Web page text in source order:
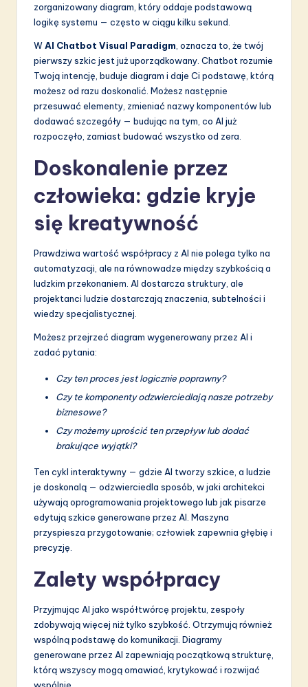
zorganizowany diagram, który oddaje podstawową
logikę systemu — często w ciągu kilku sekund.
WAI Chatbot Visual Paradigm , oznacza to, że twój
pierwszy szkic jest już uporządkowany. Chatbot rozumie
Twoją intencję, buduje diagram i daje Ci podstawę, którą
możesz od razu doskonalić. Możesz następnie
przesuwać elementy, zmieniać nazwy komponentów lub
dodawać szczegóły — budując na tym, co AI już
rozpoczęło, zamiast budować wszystko od zera.
Doskonalenie przez
człowieka: gdzie kryje
się kreatywność
Prawdziwa wartość współpracy z AI nie polega tylko na
automatyzacji, ale na równowadze między szybkością a
ludzkim przekonaniem. AI dostarcza struktury, ale
projektanci ludzie dostarczają znaczenia, subtelności i
wiedzy specjalistycznej.
Możesz przejrzeć diagram wygenerowany przez AI i
zadać pytania:
Czy ten proces jest logicznie poprawny?
Czy te komponenty odzwierciedlają nasze potrzeby
biznesowe?
Czy możemy uprościć ten przepływ lub dodać
brakujące wyjątki?
Ten cykl interaktywny — gdzie AI tworzy szkice, a ludzie
je doskonalą — odzwierciedla sposób, w jaki architekci
używają oprogramowania projektowego lub jak pisarze
edytują szkice generowane przez AI. Maszyna
przyspiesza przygotowanie; człowiek zapewnia głębię i
precyzję.
Zalety współpracy
Przyjmując AI jako współtwórcę projektu, zespoły
zdobywają więcej niż tylko szybkość. Otrzymują również
wspólną podstawę do komunikacji. Diagramy
generowane przez AI zapewniają początkową strukturę,
którą wszyscy mogą omawiać, krytykować i rozwijać
wspólnie.